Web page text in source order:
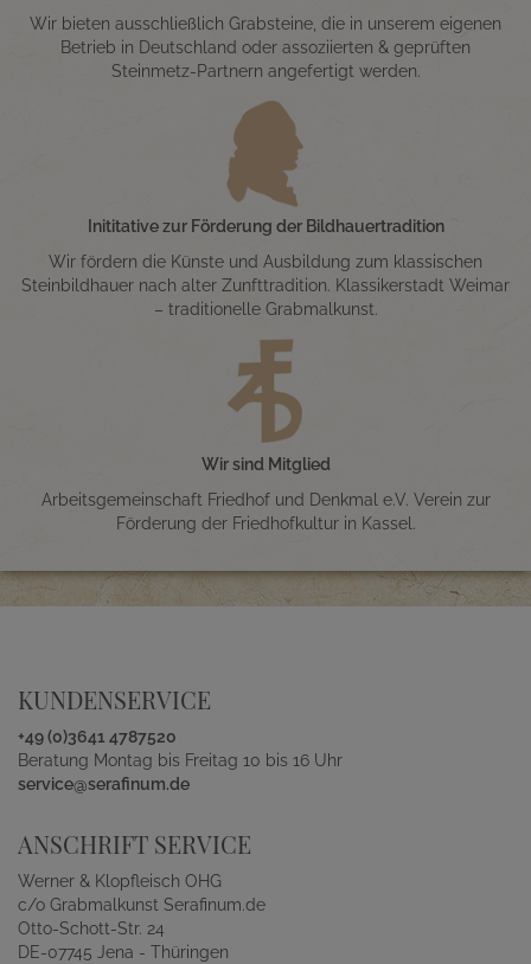
Wir bieten ausschließlich Grabsteine, die in unserem eigenen
Betrieb in Deutschland oder assoziierten & geprüften
Steinmetz-Partnern angefertigt werden.
Inititative zur Förderung der Bildhauertradition
Wir fördern die Künste und Ausbildung zum klassischen
Steinbildhauer nach alter Zunfttradition. Klassikerstadt Weimar
– traditionelle Grabmalkunst.
Wir sind Mitglied
Arbeitsgemeinschaft Friedhof und Denkmal e.V. Verein zur
Förderung der Friedhofkultur in Kassel.
KUNDENSERVICE
+49 (0)3641 4787520
Beratung Montag bis Freitag 10 bis 16 Uhr
service@serafinum.de
ANSCHRIFT SERVICE
Werner & Klopfleisch OHG
c/o Grabmalkunst Serafinum.de
Otto-Schott-Str. 24
DE-07745 Jena - Thüringen